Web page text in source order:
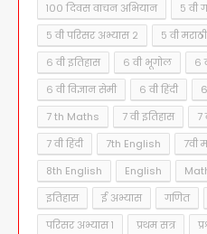
१०० दिवस वाचन अभियान ५ वी
५ वी परिसर अभ्यास २
५ वी मराठी
६ वी इतिहास
६ वी भूगोल ६
६ वी विज्ञान सेमी
६ वी हिंदी
7 th Maths
7 वी इतिहास 7
7 वी हिंदी
7th English 7वी
8th English
English
इतिहास
ई अभ्यास गणित
परिसर अभ्यास १
प्रथम सत्र